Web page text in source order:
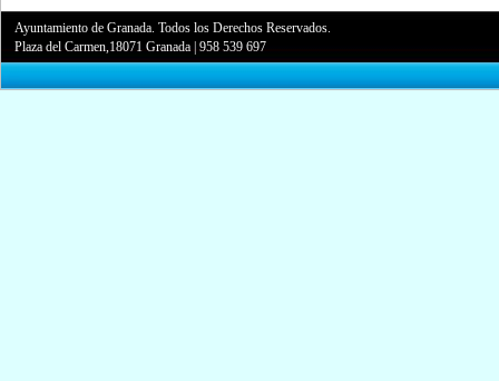
Ayuntamiento de Granada. Todos los Derechos Reservados.
Plaza del Carmen,18071 Granada |958 539 697